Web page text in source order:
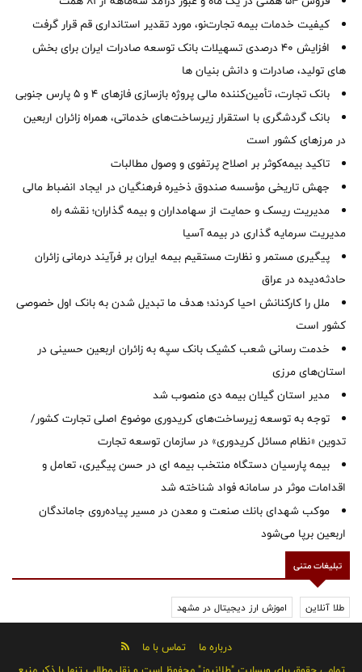
کیفیت خدمات بیمه تجارت‌نو، مورد تقدیر استانداری قم قرار گرفت
افزایش 40 درصدی تسهیلات بانک توسعه صادرات ایران برای بخش
های تولید، صادرات و دانش بنیان ها
بانک تجارت، تأمین‌کننده مالی پروژه بازسازی فازهای ۴ و ۵ پارس جنوبی
بانک گردشگری با استقرار زیرساخت‌های خدماتی، همراه زائران اربعین
در مرزهای کشور است
تاکید بیمه‌کوثر بر اصلاح پرتفوی و وصول مطالبات ‌
جهش تاریخی مؤسسه صندوق ذخیره فرهنگیان در ایجاد انضباط مالی
مدیریت ریسک و حمایت از سهامداران و بیمه گذاران؛ نقشه راه
مدیریت سرمایه گذاری در بیمه آسیا
پیگیری مستمر و نظارت مستقیم بیمه ایران بر فرآیند درمانی زائران
حادثه‌دیده در عراق
ملل را کارکنانش احیا کردند؛ هدف ما تبدیل شدن به بانک اول خصوصی
کشور است
خدمت رسانی شعب کشیک بانک سپه به زائران اربعین حسینی در
استان‌‌های مرزی
‌مدیر استان گیلان بیمه دی منصوب شد
توجه به توسعه زیرساخت‌های کریدوری موضوع اصلی تجارت کشور/
تدوین «نظام مسائل کریدوری» در سازمان توسعه تجارت
بیمه پارسیان دستگاه منتخب بیمه ای در حسن پیگیری، تعامل و
اقدامات موثر در سامانه فواد شناخته شد
موكب شهدای بانك صنعت و معدن در مسیر پیاده‌روی جاماندگان
اربعین برپا می‌شود
تبلیغات متنی
طلا آنلاین اموزش ارز دیجیتال در مشهد
درباره ما
تماس با ما